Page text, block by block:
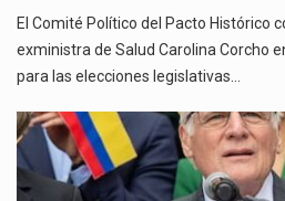
El Comité Político del Pacto Histórico
exministra de Salud Carolina Corcho
para las elecciones legislativas…